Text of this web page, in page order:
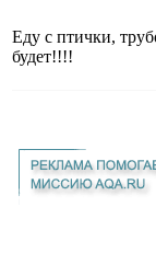
Еду с птички,
будет!!!!